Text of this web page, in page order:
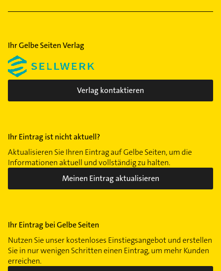
Ihr Gelbe Seiten Verlag
Verlag kontaktieren
Ihr Eintrag ist nicht aktuell?
Aktualisieren Sie Ihren Eintrag auf Gelbe Seiten, um die
Informationen aktuell und vollständig zu halten.
Meinen Eintrag aktualisieren
Ihr Eintrag bei Gelbe Seiten
Nutzen Sie unser kostenloses Einstiegsangebot und erstellen
Sie in nur wenigen Schritten einen Eintrag, um mehr Kunden
erreichen.